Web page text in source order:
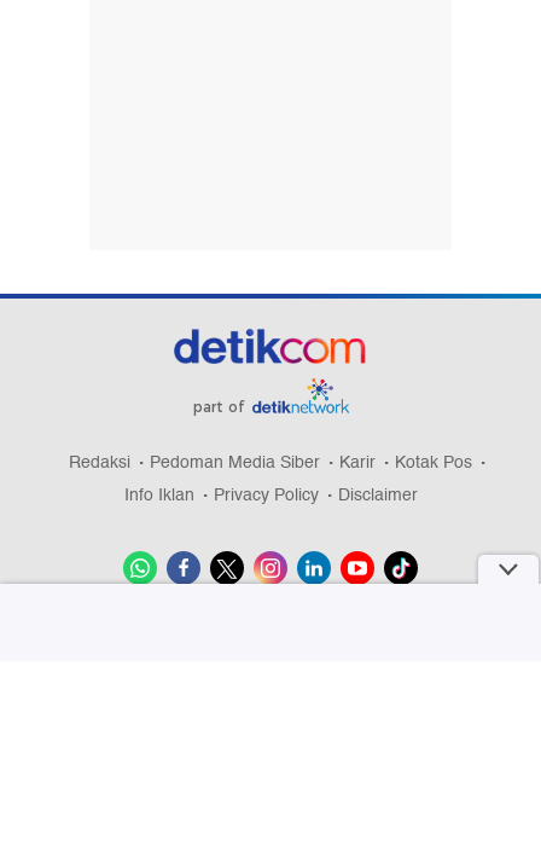
part of
Redaksi Pedoman Media Siber Karir
Kotak Pos
Info Iklan
Privacy Policy Disclaimer